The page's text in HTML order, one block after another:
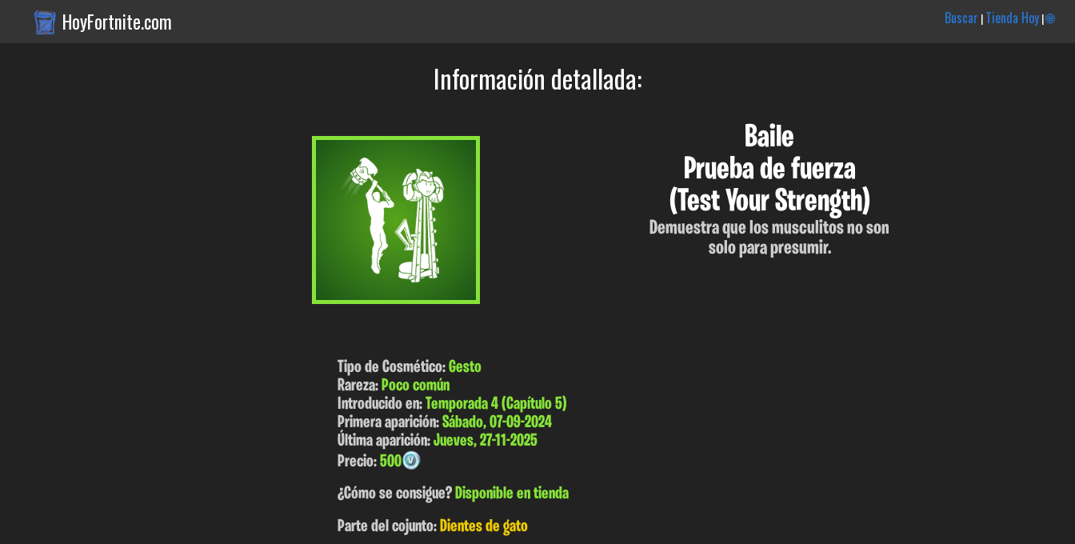
HoyFortnite.com Buscar |Tienda Hoy|🌐
Información detallada:
Baile
Prueba de fuerza
(Test Your Strength)
Demuestra que los musculitos no son
solo para presumir.
Tipo de Cosmético:Gesto
Rareza: Poco común
Introducido en:Temporada 4 (Capítulo 5)
Primera aparición:Sábado, 07-09-2024
Última aparición:Jueves, 27-11-2025
Precio:500
¿Cómo se consigue?Disponible en tienda
Parte del cojunto:Dientes de gato